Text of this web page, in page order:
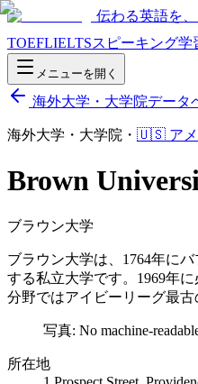
伝わる英語を
TOEFLIELTSスピーキング学
メニューを開く
海外大学・大学院データ
海外大学・大学院 ・ 🇺🇸 ア
Brown
ブラウン大学
ブラウン大学は、1764年に
する私立大学です。1969年
分野ではアイビーリーグ最
写真: No machine-
所在地